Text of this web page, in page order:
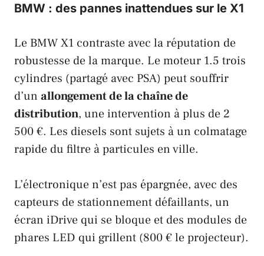
BMW : des pannes inattendues sur le X1
Le BMW X1 contraste avec la réputation de
robustesse de la marque. Le moteur 1.5 trois
cylindres (partagé avec PSA) peut souffrir
d’un allongement de la chaîne de
distribution, une intervention à plus de 2
500 €. Les diesels sont sujets à un colmatage
rapide du filtre à particules en ville.
L’électronique n’est pas épargnée, avec des
capteurs de stationnement défaillants, un
écran iDrive qui se bloque et des modules de
phares LED qui grillent (800 € le projecteur).